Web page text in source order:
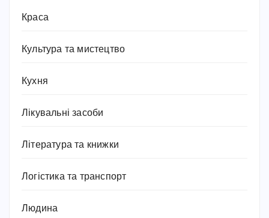
Краса
Культура та мистецтво
Кухня
Лікувальні засоби
Література та книжки
Логістика та транспорт
Людина